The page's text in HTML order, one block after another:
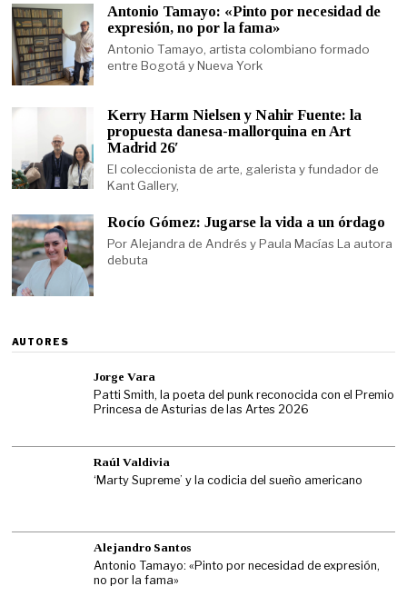
Antonio Tamayo: «Pinto por necesidad de
expresión, no por la fama»
Antonio Tamayo, artista colombiano formado
entre Bogotá y Nueva York
Kerry Harm Nielsen y Nahir Fuente: la
propuesta danesa-mallorquina en Art
Madrid 26′
El coleccionista de arte, galerista y fundador de
Kant Gallery,
Rocío Gómez: Jugarse la vida a un órdago
Por Alejandra de Andrés y Paula Macías La autora
debuta
AUTORES
Jorge Vara
Patti Smith, la poeta del punk reconocida con el Premio
Princesa de Asturias de las Artes 2026
Raúl Valdivia
‘Marty Supreme’ y la codicia del sueño americano
Alejandro Santos
Antonio Tamayo: «Pinto por necesidad de expresión,
no por la fama»